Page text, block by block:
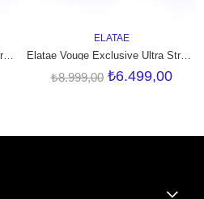
Elatae Vouge Exclusive Ultra Strong 2'li Valiz Seti Orta Boy - Kabin Boy Beyaz V10737
SEPETE EKLE
ELATAE
Elatae Vouge Exclusive Ultra Strong 2'li Valiz Seti Orta Boy - Kabin Boy Petrol V10737
₺6.499,00
₺8.999,00